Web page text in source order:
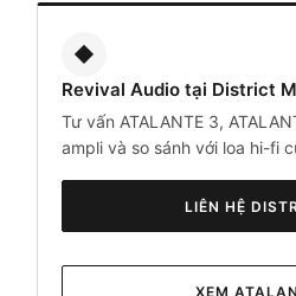
◆
Revival Audio tại District M
Tư vấn ATALANTE 3,
ampli và so sánh với loa hi-fi
LIÊN HỆ
XEM